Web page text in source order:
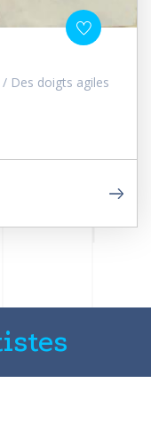
Des doigts agiles